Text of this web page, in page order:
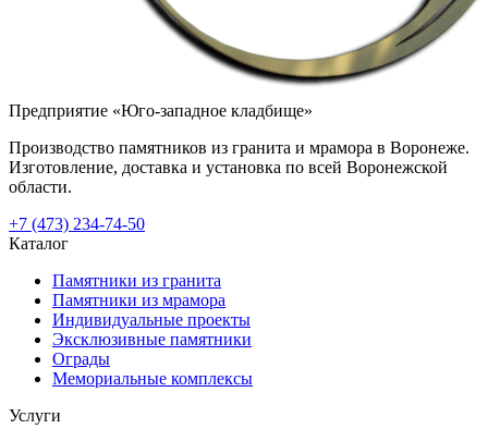
Предприятие «Юго-западное кладбище»
Производство памятников из гранита и мрамора в Воронеже.
Изготовление, доставка и установка по всей Воронежской
области.
+7 (473) 234-74-50
Каталог
Памятники из гранита
Памятники из мрамора
Индивидуальные проекты
Эксклюзивные памятники
Ограды
Мемориальные комплексы
Услуги